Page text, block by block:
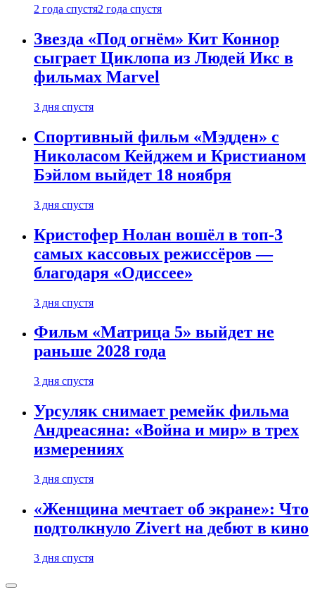
2 года спустя2 года спустя
Звезда «Под огнём» Кит Коннор
сыграет Циклопа из Людей Икс в
фильмах Marvel
3 дня спустя
Спортивный фильм «Мэдден» с
Николасом Кейджем и Кристианом
Бэйлом выйдет 18 ноября
3 дня спустя
Кристофер Нолан вошёл в топ-3
самых кассовых режиссёров —
благодаря «Одиссее»
3 дня спустя
Фильм «Матрица 5» выйдет не
раньше 2028 года
3 дня спустя
Урсуляк снимает ремейк фильма
Андреасяна: «Война и мир» в трех
измерениях
3 дня спустя
«Женщина мечтает об экране»: Что
подтолкнуло Zivert на дебют в кино
3 дня спустя